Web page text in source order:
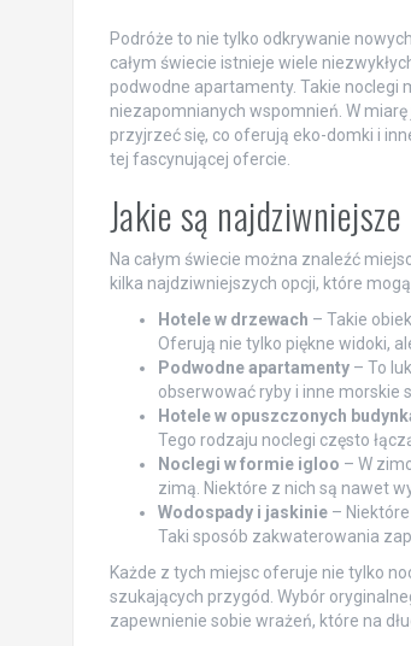
Podróże to nie tylko odkrywanie
całym świecie istnieje wiele
podwodne apartamenty. Takie noclegi
niezapomnianych wspomnień. W
przyjrzeć się, co oferują eko-domki i
tej fascynującej ofercie.
Jakie są
Na całym świecie można znaleźć
kilka najdziwniejszych opcji, które
Hotele w drzewach – Takie
Oferują nie tylko piękne widoki,
Podwodne apartamenty– To
obserwować ryby i inne morskie
Hotele w opuszczonych
Tego rodzaju noclegi często
Noclegi w formie igloo – W
zimą. Niektóre z nich są nawet
Wodospady i jaskinie– Niektóre
Taki sposób zakwaterowania
Każde z tych miejsc oferuje nie tylko
szukających przygód. Wybór
zapewnienie sobie wrażeń, które na